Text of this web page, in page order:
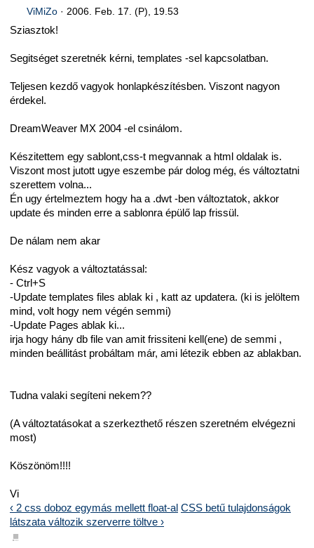
ViMiZo· 2006. Feb. 17. (P), 19.53
Sziasztok!
Segitséget szeretnék kérni, templates -sel kapcsolatban.
Teljesen kezdő vagyok honlapkészítésben. Viszont nagyon
érdekel.
DreamWeaver MX 2004 -el csinálom.
Készitettem egy sablont,css-t megvannak a html oldalak is.
Viszont most jutott ugye eszembe pár dolog még, és változtatni
szerettem volna...
Én ugy értelmeztem hogy ha a .dwt -ben változtatok, akkor
update és minden erre a sablonra épülő lap frissül.
De nálam nem akar
Kész vagyok a változtatással:
- Ctrl+S
-Update templates files ablak ki , katt az updatera. (ki is jelöltem
mind, volt hogy nem végén semmi)
-Update Pages ablak ki...
irja hogy hány db file van amit frissiteni kell(ene) de semmi ,
minden beállitást probáltam már, ami létezik ebben az ablakban.
Tudna valaki segíteni nekem??
(A változtatásokat a szerkezthető részen szeretném elvégezni
most)
Köszönöm!!!!
Vi
‹ 2 css doboz egymás mellett float-al CSS betű tulajdonságok
látszata változik szerverre töltve ›
■